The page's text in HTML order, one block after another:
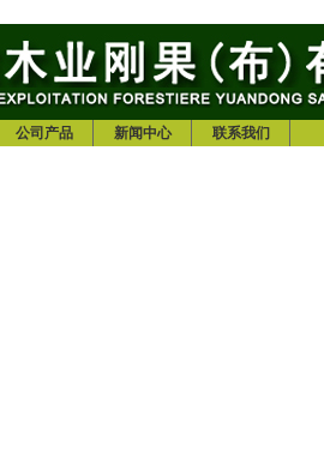
公司产品 新闻中心 联系我们